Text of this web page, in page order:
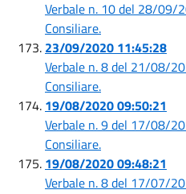
Verbale n. 10 del 28/09/
Consiliare.
23/09/2020 11:45:28
Verbale n. 8 del 21/08/
Consiliare.
19/08/2020 09:50:21
Verbale n. 9 del 17/08/
Consiliare.
19/08/2020 09:48:21
Verbale n. 8 del 17/07/